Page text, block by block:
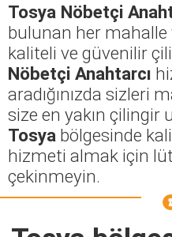
Tosya Nöbetçi
bulunan her mahalle
kaliteli ve güvenilir
Nöbetçi Anahtarcı
aradığınızda sizleri
size en yakın çilingir
Tosya bölgesinde
hizmeti almak için
çekinmeyin.